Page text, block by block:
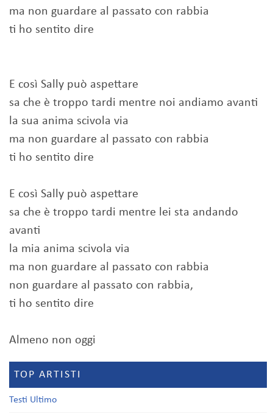
ma non guardare al passato con rabbia
ti ho sentito dire
E così Sally può aspettare
sa che è troppo tardi mentre noi andiamo avanti
la sua anima scivola via
ma non guardare al passato con rabbia
ti ho sentito dire
E così Sally può aspettare
sa che è troppo tardi mentre lei sta andando
avanti
la mia anima scivola via
ma non guardare al passato con rabbia
non guardare al passato con rabbia,
ti ho sentito dire
Almeno non oggi
TOP ARTISTI
Testi Ultimo